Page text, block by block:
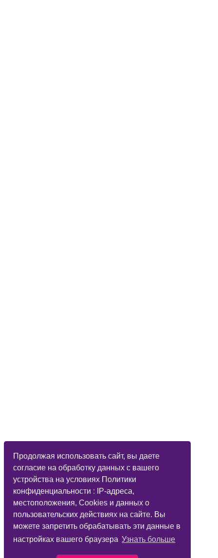
Продолжая использовать сайт, вы даете
согласие на обработку данных с вашего
устройства на условиях Политики
конфиденциальности : IP-адреса,
местоположения, Cookies и данных о
пользовательских действиях на сайте. Вы
можете запретить обрабатывать эти данные в
настройках вашего браузера Узнать больше